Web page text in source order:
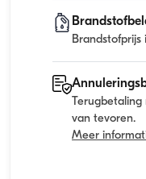
Brandstofprijs
van tevoren.
Meer